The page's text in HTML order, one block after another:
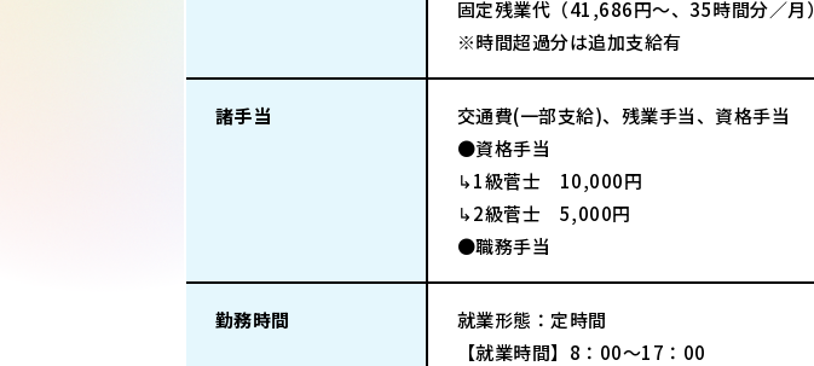
固定残業代（41,686円～、35時間分／月）
※時間超過分は追加支給有
諸手当
交通費(一部支給)、残業手当、資格手当
●資格手当
↳1級菅士 10,000円
↳2級菅士 5,000円
●職務手当
勤務時間
就業形態：定時間
【就業時間】8：00～17：00